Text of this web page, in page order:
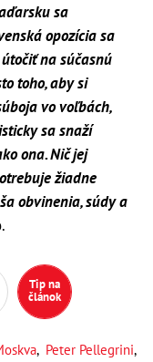
sa
opozícia sa
na súčasnú
toho, aby si
vo voľbách,
sa snaží
ona. Nič jej
žiadne
obvinenia, súdy a
Tip na
článok
, Peter Pellegrini,